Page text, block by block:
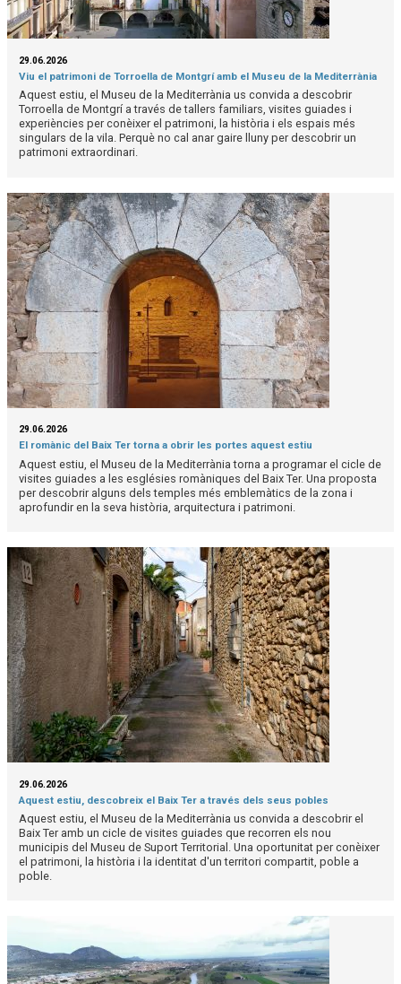
29.06.2026
Viu el patrimoni de Torroella de Montgrí amb el Museu de la Mediterrània
Aquest estiu, el Museu de la Mediterrània us convida a descobrir
Torroella de Montgrí a través de tallers familiars, visites guiades i
experiències per conèixer el patrimoni, la història i els espais més
singulars de la vila. Perquè no cal anar gaire lluny per descobrir un
patrimoni extraordinari.
29.06.2026
El romànic del Baix Ter torna a obrir les portes aquest estiu
Aquest estiu, el Museu de la Mediterrània torna a programar el cicle de
visites guiades a les esglésies romàniques del Baix Ter. Una proposta
per descobrir alguns dels temples més emblemàtics de la zona i
aprofundir en la seva història, arquitectura i patrimoni.
29.06.2026
Aquest estiu, descobreix el Baix Ter a través dels seus pobles
Aquest estiu, el Museu de la Mediterrània us convida a descobrir el
Baix Ter amb un cicle de visites guiades que recorren els nou
municipis del Museu de Suport Territorial. Una oportunitat per conèixer
el patrimoni, la història i la identitat d'un territori compartit, poble a
poble.